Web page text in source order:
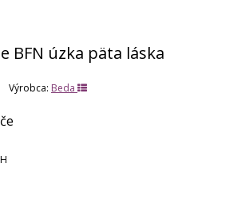
BFN úzka päta láska
Výrobca: Beda